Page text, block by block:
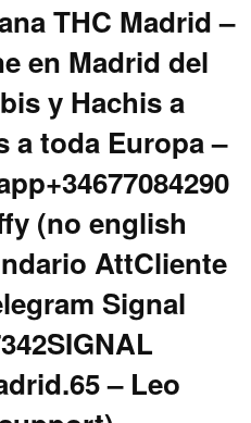
THC Madrid –
en Madrid del
y Hachis a
a toda Europa –
(no english
AttCliente
Signal
– Leo